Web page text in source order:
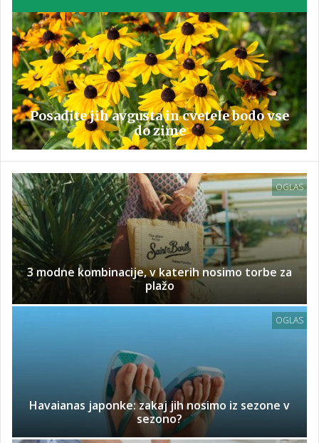
Posadite jih avgusta in cvetele bodo vse
do zime
OGLAS
3 modne kombinacije, v katerih nosimo torbe za
plažo
OGLAS
Havaianas japonke: zakaj jih nosimo iz sezone v
sezono?